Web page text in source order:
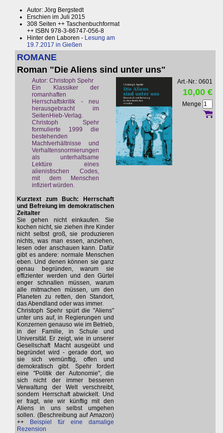
Autor: Jörg Bergstedt
Erschien im Juli 2015
308 Seiten ++ Taschenbuchformat
++ ISBN 978-3-86747-056-8
Hinter den Laboren - Lesung am
19.7.2017 in Gießen
ROMANE
Roman "Die Aliens sind unter uns"
Autor: Christoph Spehr
Ein Klassiker der
romanhaften
Herrschaftskritik - neu
herausgebracht im
SeitenHieb-Verlag.
Christoph Spehr
formulierte 1999 die
bestehenden
Machtverhältnisse und
Verhaltensnormierungen
als unterhaltsame
Lektüre eines
alienistischen Codes,
mit dem Menschen
infiziert würden.
Kurztext zum Buch: Herrschaft
und Befreiung im demokratischen
Zeitalter
Sie gehen nicht einkaufen. Sie
kochen nicht, sie ziehen ihre Kinder
nicht selbst groß, sie produzieren
nichts, was man essen, anziehen,
lesen oder anschauen kann. Dafür
gibt es andere: normale Menschen
eben. Und denen können sie ganz
genau begründen, warum sie
effizienter werden und den Gürtel
enger schnallen müssen, warum
alle mitmachen müssen, um den
Planeten zu retten, den Standort,
das Abendland oder was immer.
Christoph Spehr spürt die "Aliens"
unter uns auf, in Regierungen und
Konzernen genauso wie im Betrieb,
in der Familie, in Schule und
Universität. Er zeigt, wie in unserer
Gesellschaft Macht ausgeübt und
begründet wird - gerade dort, wo
sie sich vernünftig, offen und
demokratisch gibt. Spehr fordert
eine "Politik der Autonomie", die
sich nicht der immer besseren
Verwaltung der Welt verschreibt,
sondern Herrschaft abwickelt. Und
er fragt, wie wir künftig mit den
Aliens in uns selbst umgehen
sollen. (Beschreibung auf Amazon)
++
Beispiel für eine damalige
Rezension
Art.-Nr.: 0601
10,00 €
Menge